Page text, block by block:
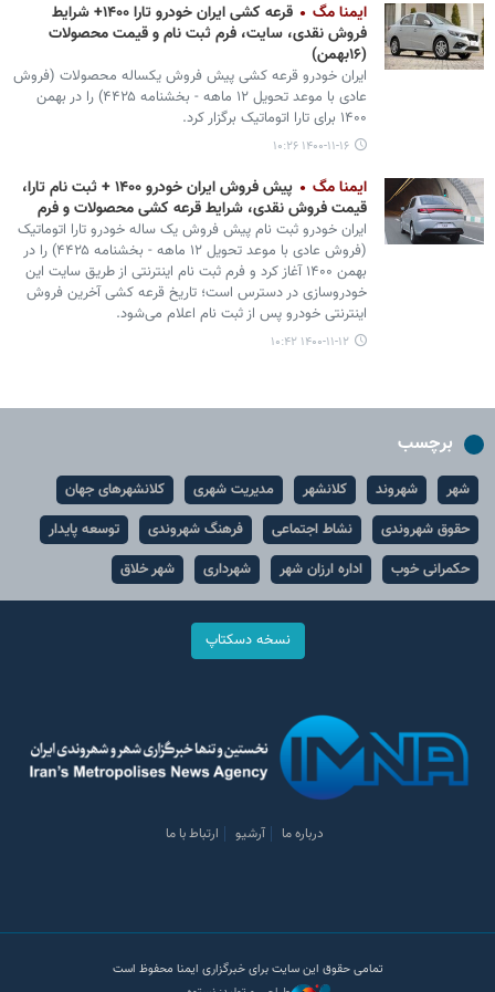
ایمنا مگ
قرعه کشی ایران خودرو تارا ۱۴۰۰+ شرایط
فروش نقدی، سایت، فرم ثبت نام و قیمت محصولات
(۱۶بهمن)
ایران خودرو قرعه کشی پیش فروش یکساله محصولات (فروش
عادی با موعد تحویل ۱۲ ماهه - بخشنامه ۴۴۲۵) را در بهمن
۱۴۰۰ برای تارا اتوماتیک برگزار کرد.
۱۴۰۰-۱۱-۱۶ ۱۰:۲۶
ایمنا مگ
پیش فروش ایران خودرو ۱۴۰۰ + ثبت نام تارا،
قیمت فروش نقدی، شرایط قرعه کشی محصولات و فرم
ایران خودرو ثبت نام پیش فروش یک ساله خودرو تارا اتوماتیک
(فروش عادی با موعد تحویل ۱۲ ماهه - بخشنامه ۴۴۲۵) را در
بهمن ۱۴۰۰ آغاز کرد و فرم ثبت نام اینترنتی از طریق سایت این
خودروسازی در دسترس است؛ تاریخ قرعه کشی آخرین فروش
اینترنتی خودرو پس از ثبت نام اعلام می‌شود.
۱۴۰۰-۱۱-۱۲ ۱۰:۴۲
برچسب
شهر شهروند کلانشهر مدیریت شهری
کلانشهرهای جهان
حقوق شهروندی
نشاط اجتماعی فرهنگ شهروندی
توسعه پایدار
حکمرانی خوب
اداره ارزان شهر شهرداری شهر خلاق
نسخه دسکتاپ
درباره ما آرشیو ارتباط با ما
تمامی حقوق این سایت برای خبرگزاری ایمنا محفوظ است